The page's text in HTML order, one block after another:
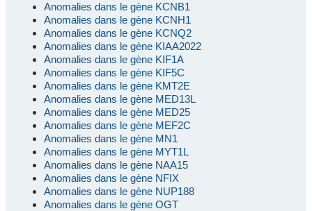
Anomalies dans le gène KCNB1
Anomalies dans le gène KCNH1
Anomalies dans le gène KCNQ2
Anomalies dans le gène KIAA2022
Anomalies dans le gène KIF1A
Anomalies dans le gène KIF5C
Anomalies dans le gène KMT2E
Anomalies dans le gène MED13L
Anomalies dans le gène MED25
Anomalies dans le gène MEF2C
Anomalies dans le gène MN1
Anomalies dans le gène MYT1L
Anomalies dans le gène NAA15
Anomalies dans le gène NFIX
Anomalies dans le gène NUP188
Anomalies dans le gène OGT